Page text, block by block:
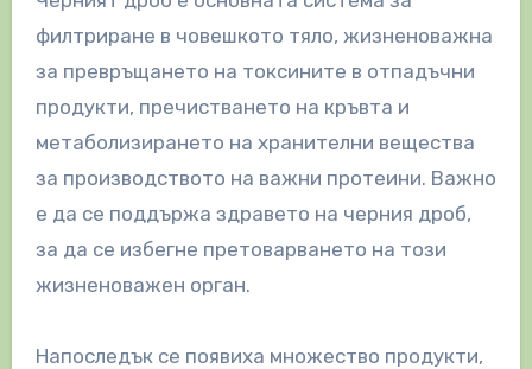
филтриране в човешкото тяло, жизненоважна
за превръщането на токсините в отпадъчни
продукти, пречистването на кръвта и
метаболизирането на хранителни вещества
за производството на важни протеини. Важно
е да се поддържа здравето на черния дроб,
за да се избегне претоварването на този
жизненоважен орган.
Напоследък се появиха множество продукти,